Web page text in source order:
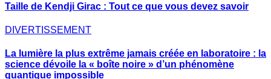
Taille de Kendji Girac : Tout ce que vous devez savoir
DIVERTISSEMENT
La lumière la plus extrême jamais créée en laboratoire : la
science dévoile la « boîte noire » d’un phénomène
quantique impossible